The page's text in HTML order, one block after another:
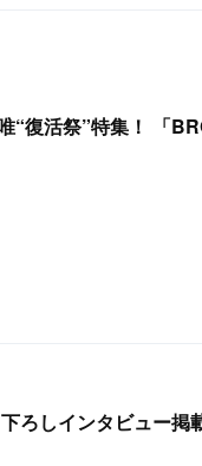
“復活祭”特集！ 「
ろしインタビュー掲